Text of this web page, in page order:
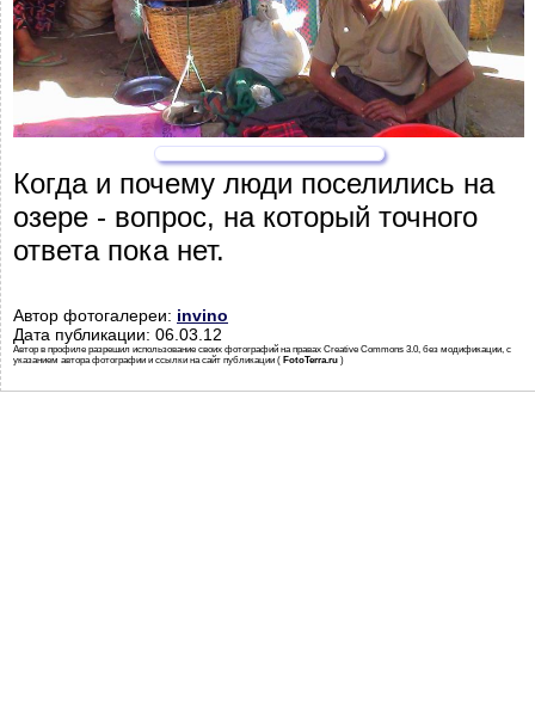
Когда и почему люди поселились на
озере - вопрос, на который точного
ответа пока нет.
Автор фотогалереи: invino
Дата публикации: 06.03.12
Автор в профиле разрешил использование своих фотографий на правах Creative Commons 3.0, без модификации, с
указанием автора фотографии и ссылки на сайт публикации ( FotoTerra.ru )